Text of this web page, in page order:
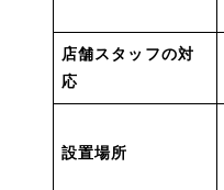
店舗スタッフの対
応
設置場所